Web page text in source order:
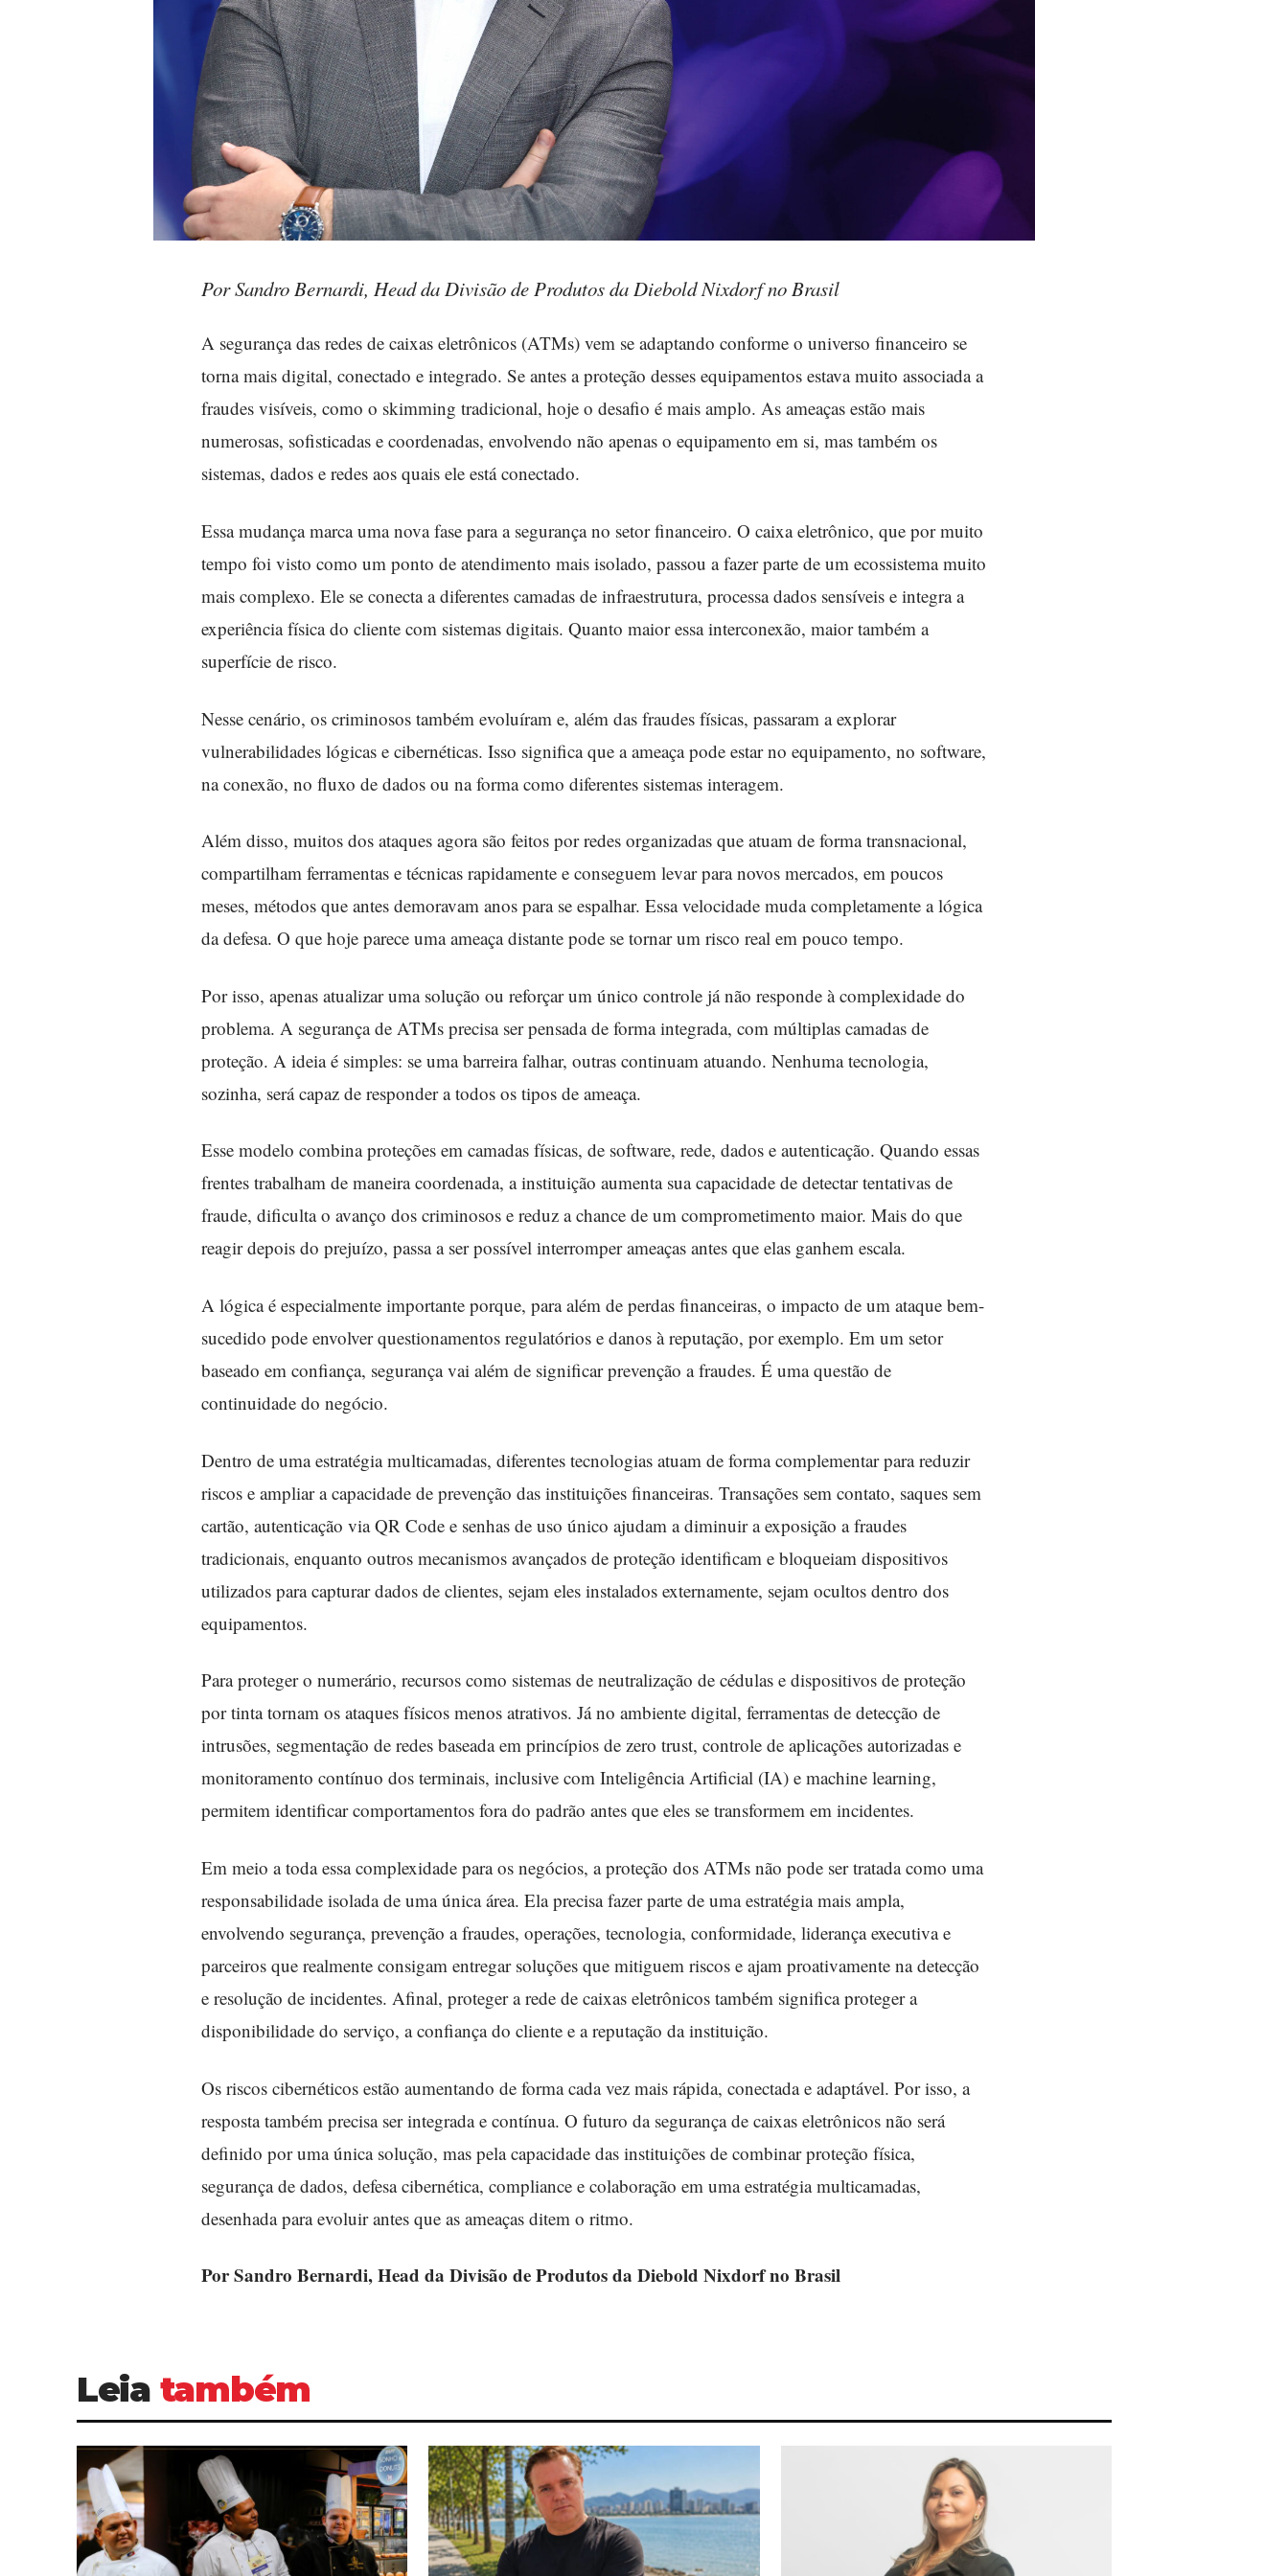
Por Sandro Bernardi, Head da Divisão de Produtos da Diebold Nixdorf no Brasil
A segurança das redes de caixas eletrônicos (ATMs) vem se adaptando conforme o universo financeiro se
torna mais digital, conectado e integrado. Se antes a proteção desses equipamentos estava muito associada a
fraudes visíveis, como o skimming tradicional, hoje o desafio é mais amplo. As ameaças estão mais
numerosas, sofisticadas e coordenadas, envolvendo não apenas o equipamento em si, mas também os
sistemas, dados e redes aos quais ele está conectado.
Essa mudança marca uma nova fase para a segurança no setor financeiro. O caixa eletrônico, que por muito
tempo foi visto como um ponto de atendimento mais isolado, passou a fazer parte de um ecossistema muito
mais complexo. Ele se conecta a diferentes camadas de infraestrutura, processa dados sensíveis e integra a
experiência física do cliente com sistemas digitais. Quanto maior essa interconexão, maior também a
superfície de risco.
Nesse cenário, os criminosos também evoluíram e, além das fraudes físicas, passaram a explorar
vulnerabilidades lógicas e cibernéticas. Isso significa que a ameaça pode estar no equipamento, no software,
na conexão, no fluxo de dados ou na forma como diferentes sistemas interagem.
Além disso, muitos dos ataques agora são feitos por redes organizadas que atuam de forma transnacional,
compartilham ferramentas e técnicas rapidamente e conseguem levar para novos mercados, em poucos
meses, métodos que antes demoravam anos para se espalhar. Essa velocidade muda completamente a lógica
da defesa. O que hoje parece uma ameaça distante pode se tornar um risco real em pouco tempo.
Por isso, apenas atualizar uma solução ou reforçar um único controle já não responde à complexidade do
problema. A segurança de ATMs precisa ser pensada de forma integrada, com múltiplas camadas de
proteção. A ideia é simples: se uma barreira falhar, outras continuam atuando. Nenhuma tecnologia,
sozinha, será capaz de responder a todos os tipos de ameaça.
Esse modelo combina proteções em camadas físicas, de software, rede, dados e autenticação. Quando essas
frentes trabalham de maneira coordenada, a instituição aumenta sua capacidade de detectar tentativas de
fraude, dificulta o avanço dos criminosos e reduz a chance de um comprometimento maior. Mais do que
reagir depois do prejuízo, passa a ser possível interromper ameaças antes que elas ganhem escala.
A lógica é especialmente importante porque, para além de perdas financeiras, o impacto de um ataque bem-
sucedido pode envolver questionamentos regulatórios e danos à reputação, por exemplo. Em um setor
baseado em confiança, segurança vai além de significar prevenção a fraudes. É uma questão de
continuidade do negócio.
Dentro de uma estratégia multicamadas, diferentes tecnologias atuam de forma complementar para reduzir
riscos e ampliar a capacidade de prevenção das instituições financeiras. Transações sem contato, saques sem
cartão, autenticação via QR Code e senhas de uso único ajudam a diminuir a exposição a fraudes
tradicionais, enquanto outros mecanismos avançados de proteção identificam e bloqueiam dispositivos
utilizados para capturar dados de clientes, sejam eles instalados externamente, sejam ocultos dentro dos
equipamentos.
Para proteger o numerário, recursos como sistemas de neutralização de cédulas e dispositivos de proteção
por tinta tornam os ataques físicos menos atrativos. Já no ambiente digital, ferramentas de detecção de
intrusões, segmentação de redes baseada em princípios de zero trust, controle de aplicações autorizadas e
monitoramento contínuo dos terminais, inclusive com Inteligência Artificial (IA) e machine learning,
permitem identificar comportamentos fora do padrão antes que eles se transformem em incidentes.
Em meio a toda essa complexidade para os negócios, a proteção dos ATMs não pode ser tratada como uma
responsabilidade isolada de uma única área. Ela precisa fazer parte de uma estratégia mais ampla,
envolvendo segurança, prevenção a fraudes, operações, tecnologia, conformidade, liderança executiva e
parceiros que realmente consigam entregar soluções que mitiguem riscos e ajam proativamente na detecção
e resolução de incidentes. Afinal, proteger a rede de caixas eletrônicos também significa proteger a
disponibilidade do serviço, a confiança do cliente e a reputação da instituição.
Os riscos cibernéticos estão aumentando de forma cada vez mais rápida, conectada e adaptável. Por isso, a
resposta também precisa ser integrada e contínua. O futuro da segurança de caixas eletrônicos não será
definido por uma única solução, mas pela capacidade das instituições de combinar proteção física,
segurança de dados, defesa cibernética, compliance e colaboração em uma estratégia multicamadas,
desenhada para evoluir antes que as ameaças ditem o ritmo.
Por Sandro Bernardi, Head da Divisão de Produtos da Diebold Nixdorf no Brasil
Leia também